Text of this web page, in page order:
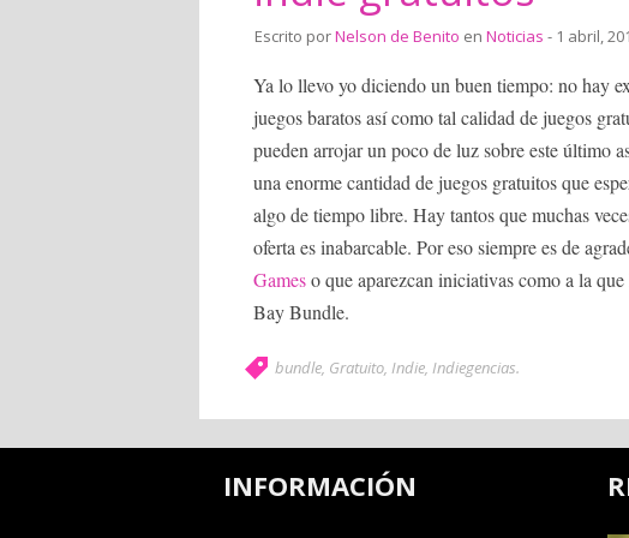
Escrito porNelson de Benito en Noticias - 1 abril,
Ya lo llevo yo diciendo un buen tiempo: no hay
juegos baratos así como tal calidad de juegos
pueden arrojar un poco de luz sobre este último
una enorme cantidad de juegos gratuitos que
algo de tiempo libre. Hay tantos que muchas
oferta es inabarcable. Por eso siempre es de
Gameso que aparezcan iniciativas como a la
Bay Bundle.
bundle, Gratuito, Indie, Indiegencias.
INFORMACIÓN